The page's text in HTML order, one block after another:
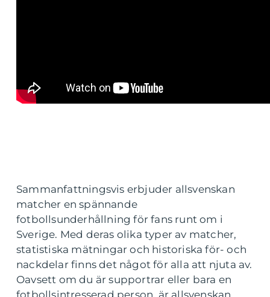
Sammanfattningsvis erbjuder allsvenskan
matcher en spännande
fotbollsunderhållning för fans runt om i
Sverige. Med deras olika typer av matcher,
statistiska mätningar och historiska för- och
nackdelar finns det något för alla att njuta av.
Oavsett om du är supportrar eller bara en